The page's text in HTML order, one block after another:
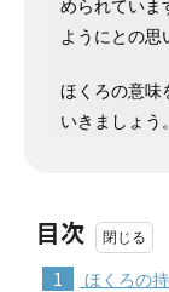
められていま
ようにとの思
ほくろの意味
いきましょう。
目次
1
ほくろの